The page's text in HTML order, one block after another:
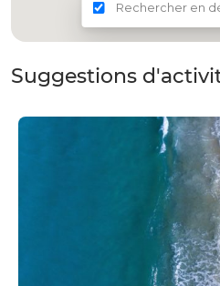
Rechercher en
Suggestions